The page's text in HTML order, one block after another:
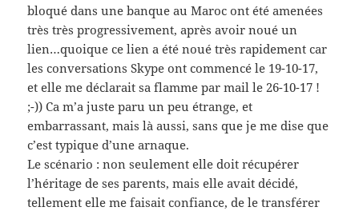
bloqué dans une banque au Maroc ont été amenées
très très progressivement, après avoir noué un
lien…quoique ce lien a été noué très rapidement car
les conversations Skype ont commencé le 19-10-17,
et elle me déclarait sa flamme par mail le 26-10-17 !
;-)) Ca m’a juste paru un peu étrange, et
embarrassant, mais là aussi, sans que je me dise que
c’est typique d’une arnaque.
Le scénario : non seulement elle doit récupérer
l’héritage de ses parents, mais elle avait décidé,
tellement elle me faisait confiance, de le transférer